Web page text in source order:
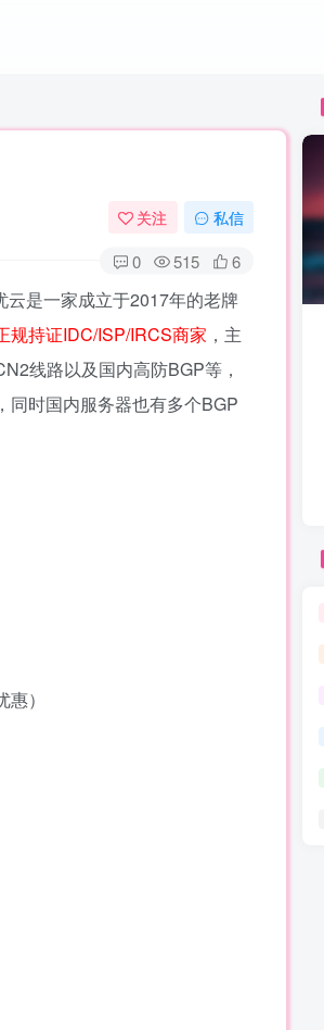
关注 私信
0 515 6
是一家成立于2017年的老牌
规持证IDC/ISP/IRCS商家 ，主
线路以及国内高防BGP等，
同时国内服务器也有多个BGP
）